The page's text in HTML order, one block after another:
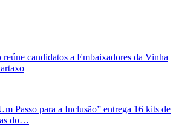
candidatos a Embaixadores da Vinha
Passo para a Inclusão” entrega 16 kits de
do…